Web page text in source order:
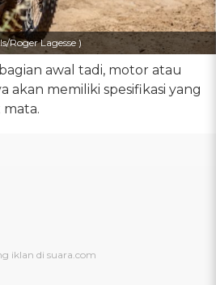
Roger Lagesse )
awal tadi, motor atau
akan memiliki spesifikasi yang
mata.